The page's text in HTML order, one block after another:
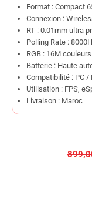
Format : Compact
Connexion :
RT : 0.01mm ultra
Polling Rate :
RGB : 16M
Batterie : Haute
Compatibilité : PC /
Utilisation : FPS,
Livraison : Maroc